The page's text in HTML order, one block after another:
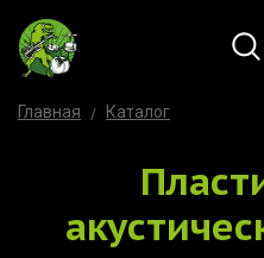
Главная Каталог